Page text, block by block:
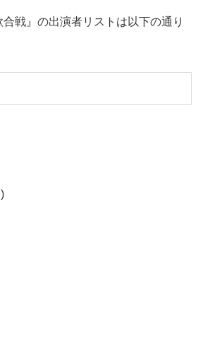
合戦』の出演者リストは以下の通り